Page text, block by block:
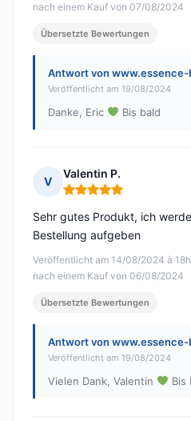
nach einem Kauf von 07/08/2024
Übersetzte Bewertungen
Antwort von
Veröffentlicht am 19/08/2024
Danke, Eric Bis bald
V
Valentin P.
Hinweis: 5 von 5
Veröffentlicht am 14/08/2024 à
nach einem Kauf von 06/08/2024
Sehr gutes Produkt, ich
Bestellung aufgeben
Übersetzte Bewertungen
Antwort von
Veröffentlicht am 19/08/2024
Vielen Dank, Valentin Bis